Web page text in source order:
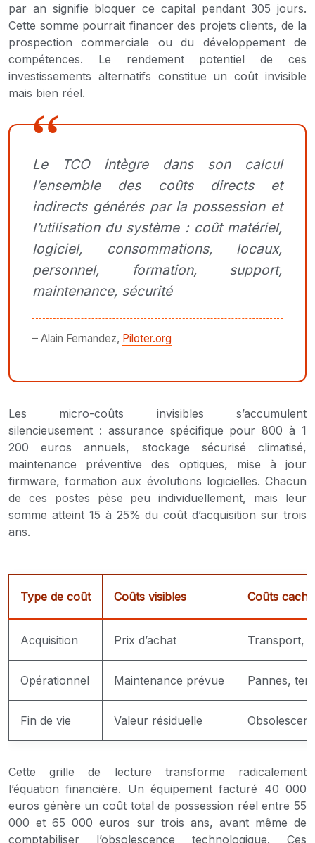
par an signifie bloquer ce capital pendant 305 jours.
Cette somme pourrait financer des projets clients, de la
prospection commerciale ou du développement de
compétences. Le rendement potentiel de ces
investissements alternatifs constitue un coût invisible
mais bien réel.
Le TCO intègre dans son calcul
l’ensemble des coûts directs et
indirects générés par la possession et
l’utilisation du système : coût matériel,
logiciel, consommations, locaux,
personnel, formation, support,
maintenance, sécurité
– Alain Fernandez, Piloter.org
Les micro-coûts invisibles s’accumulent
silencieusement : assurance spécifique pour 800 à 1
200 euros annuels, stockage sécurisé climatisé,
maintenance préventive des optiques, mise à jour
firmware, formation aux évolutions logicielles. Chacun
de ces postes pèse peu individuellement, mais leur
somme atteint 15 à 25% du coût d’acquisition sur trois
ans.
Type de coût Coûts visibles Coûts
Acquisition Prix d’achat Transport,
Opérationnel Maintenance prévue Pannes,
Fin de vie Valeur résiduelle
Cette grille de lecture transforme radicalement
l’équation financière. Un équipement facturé 40 000
euros génère un coût total de possession réel entre 55
000 et 65 000 euros sur trois ans, avant même de
comptabiliser l’obsolescence technologique. Ces